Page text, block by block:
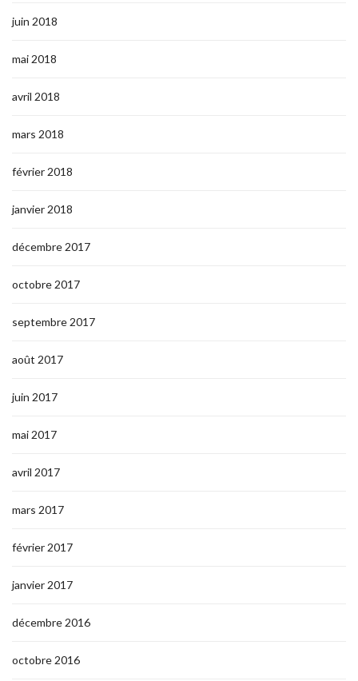
juin 2018
mai 2018
avril 2018
mars 2018
février 2018
janvier 2018
décembre 2017
octobre 2017
septembre 2017
août 2017
juin 2017
mai 2017
avril 2017
mars 2017
février 2017
janvier 2017
décembre 2016
octobre 2016